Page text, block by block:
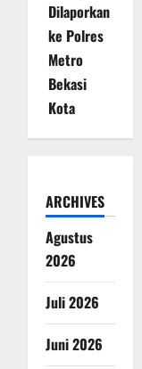
Dilaporkan
ke Polres
Metro
Bekasi
Kota
ARCHIVES
Agustus
2026
Juli 2026
Juni 2026